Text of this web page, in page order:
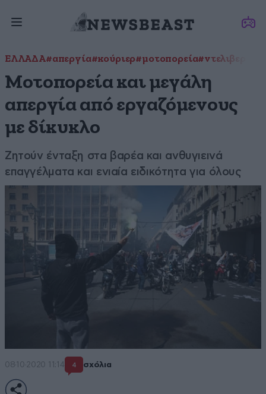
ΕΛΛΑΔΑ#απεργία#κούριερ#μοτοπορεία
Μοτοπορεία και μεγάλη
απεργία από εργαζόμενους
με δίκυκλο
Ζητούν ένταξη στα βαρέα και ανθυγιεινά
επαγγέλματα και ενιαία ειδικότητα για όλους
08·10·2020 11:14 4 σχόλια